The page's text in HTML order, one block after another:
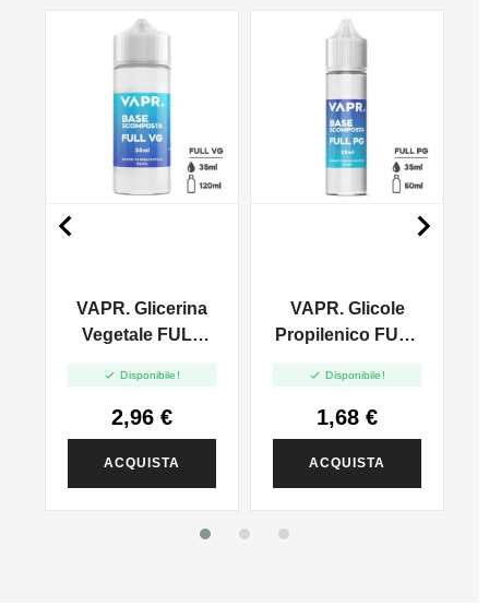
VAPR. Glicerina
Vegetale FULL
120ml
 Disponibile!
2,96 €
ACQUISTA
VAPR. Glicole
Propilenico FULL
 Disponibile!
1,68 €
ACQUISTA
 